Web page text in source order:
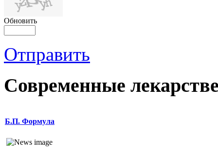
Обновить
Отправить
Современные
Б.П. Формула